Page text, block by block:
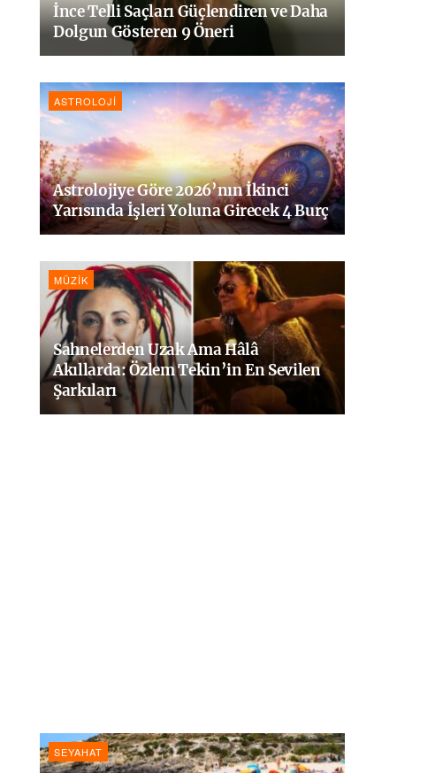
İnce Telli Saçları Güçlendiren ve Daha
Dolgun Gösteren 9 Öneri
ASTROLOJI
Astrolojiye Göre 2026’nın İkinci
Yarısında İşleri Yoluna Girecek 4 Burç
MÜZIK
Sahnelerden Uzak Ama Hâlâ
Akıllarda: Özlem Tekin’in En Sevilen
Şarkıları
SEYAHAT